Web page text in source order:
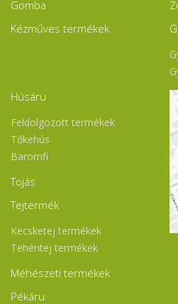
Gomba
Kézműves termékek
Húsáru
Feldolgozott termékek
Tőkehús
Baromfi
Tojás
Tejtermék
Kecsketej termékek
Tehéntej termékek
Méhészeti termékek
Pékáru